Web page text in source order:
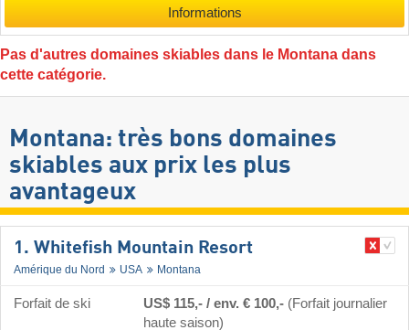
Informations
Pas d'autres domaines skiables dans le Montana dans
cette catégorie.
Montana: très bons domaines
skiables aux prix les plus
avantageux
1. Whitefish Mountain Resort
Amérique du Nord USA Montana
Forfait de ski US$ 115,- / env. € 100,- (Forfait journalier
haute saison)